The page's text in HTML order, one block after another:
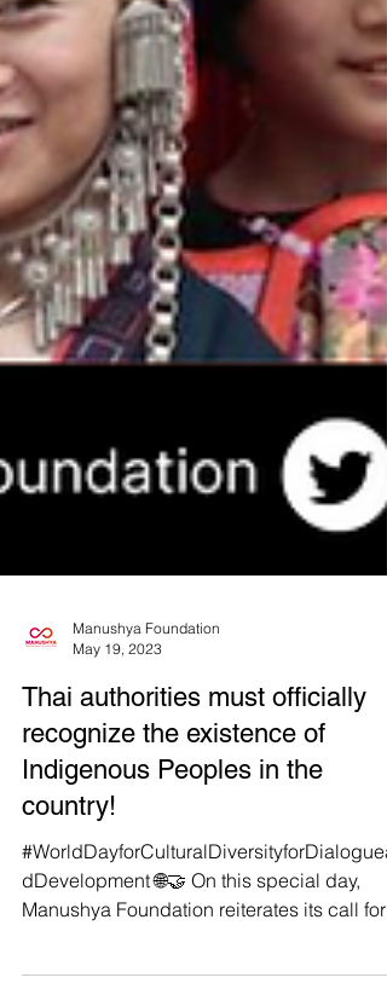
May 19, 2023
Thai authorities must officially
recognize the existence of
Indigenous Peoples in the
country!
dDevelopment 🌐🤝 On this special day,